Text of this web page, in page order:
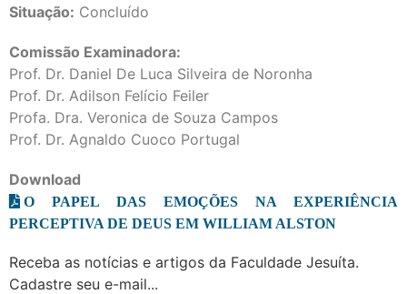
Situação: Concluído
Comissão Examinadora:
Prof. Dr. Daniel De Luca Silveira de Noronha
Prof. Dr. Adilson Felício Feiler
Profa. Dra. Veronica de Souza Campos
Prof. Dr. Agnaldo Cuoco Portugal
Download
O PAPEL DAS EMOÇÕES NA EXPERIÊNCIA
PERCEPTIVA DE DEUS EM WILLIAM ALSTON
Receba as notícias e artigos da Faculdade Jesuíta.
Cadastre seu e-mail...